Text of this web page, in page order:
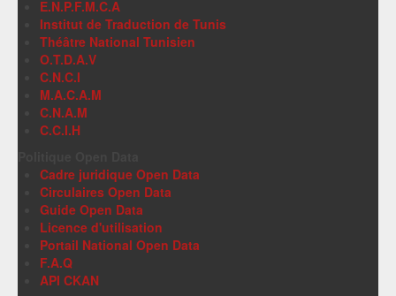
E.N.P.F.M.C.A
Institut de Traduction de Tunis
Théâtre National Tunisien
O.T.D.A.V
C.N.C.I
M.A.C.A.M
C.N.A.M
C.C.I.H
Cadre juridique Open Data
Circulaires Open Data
Guide Open Data
Licence d'utilisation
Portail National Open Data
F.A.Q
API CKAN